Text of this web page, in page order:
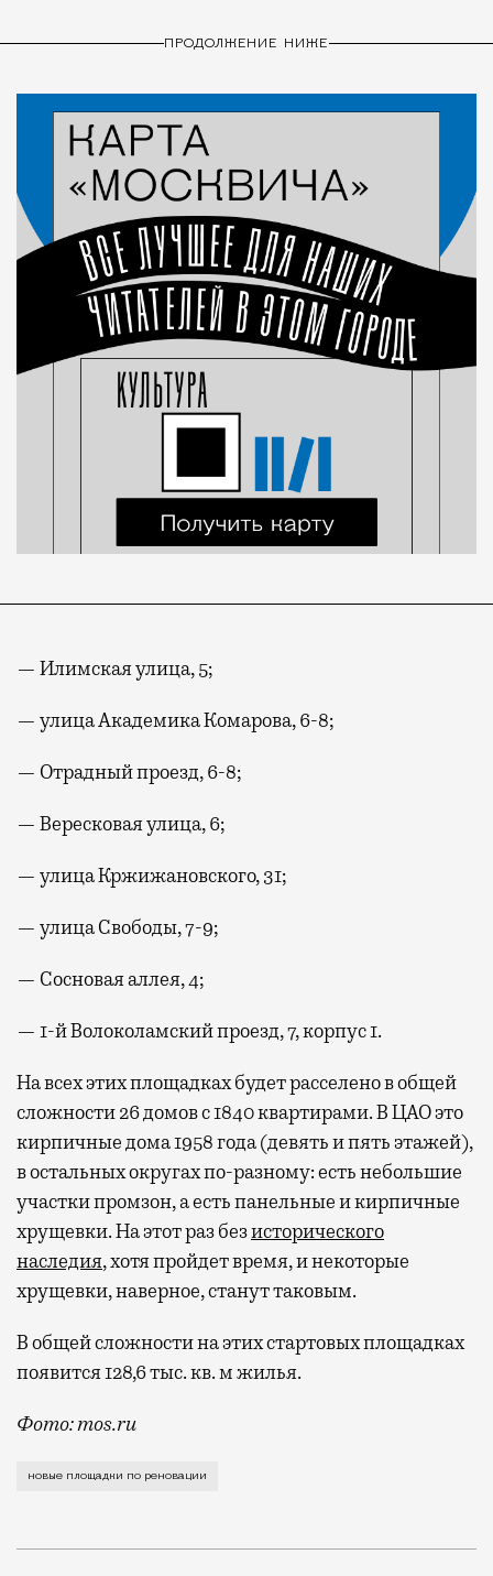
ПРОДОЛЖЕНИЕ НИЖЕ
— Илимская улица, 5;
— улица Академика Комарова, 6-8;
— Отрадный проезд, 6-8;
— Вересковая улица, 6;
— улица Кржижановского, 31;
— улица Свободы, 7-9;
— Сосновая аллея, 4;
— 1-й Волоколамский проезд, 7, корпус 1.
На всех этих площадках будет расселено в общей
сложности 26 домов с 1840 квартирами. В ЦАО это
кирпичные дома 1958 года (девять и пять этажей),
в остальных округах по-разному: есть небольшие
участки промзон, а есть панельные и кирпичные
хрущевки. На этот раз безисторического
наследия, хотя пройдет время, и некоторые
хрущевки, наверное, станут таковым.
В общей сложности на этих стартовых площадках
появится 128,6 тыс. кв. м жилья.
Фото: mos.ru
Теперь стартовых площадок насчитывается уже
новые площадки по реновации